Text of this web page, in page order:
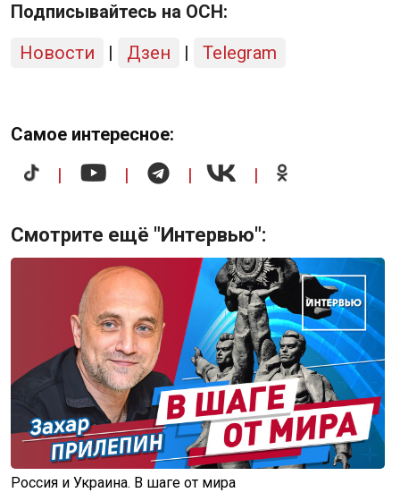
Подписывайтесь на ОСН:
Новости
| Дзен | Telegram
Самое интересное:
|
| | |
Смотрите ещё "Интервью":
Россия и Украина. В шаге от мира